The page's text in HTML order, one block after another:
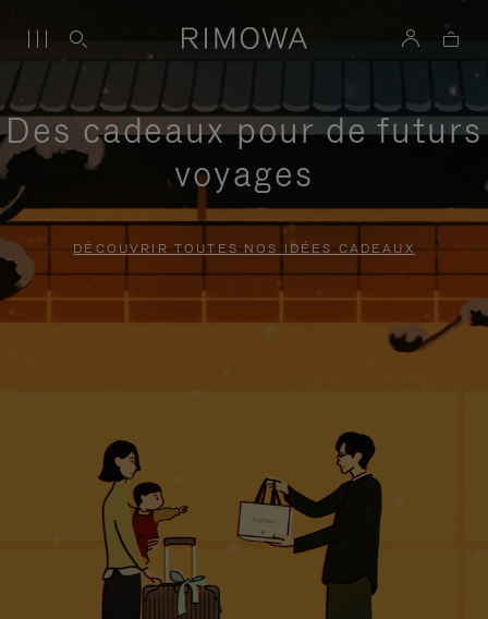
Des cadeaux pour de futurs
voyages
DÉCOUVRIR TOUTES NOS IDÉES CADEAUX